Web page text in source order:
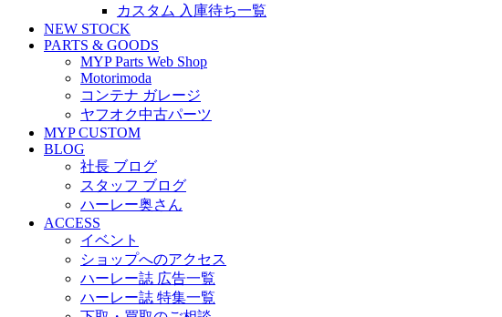
カスタム 入庫待ち一覧
NEW STOCK
PARTS & GOODS
MYP Parts Web Shop
Motorimoda
コンテナ ガレージ
ヤフオク中古パーツ
MYP CUSTOM
BLOG
社長 ブログ
スタッフ ブログ
ハーレー奥さん
ACCESS
イベント
ショップへのアクセス
ハーレー誌 広告一覧
ハーレー誌 特集一覧